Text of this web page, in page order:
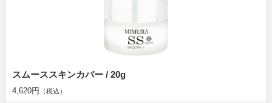
スムーススキンカバー / 20g
4,620円 （税込）